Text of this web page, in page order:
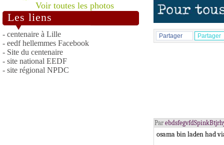
Voir toutes les photos
Les liens
- centenaire à Lille
- eedf hellemmes Facebook
- Site du centenaire
- site national EEDF
- site régional NPDC
Partager Partager
Par
osama bin laden had